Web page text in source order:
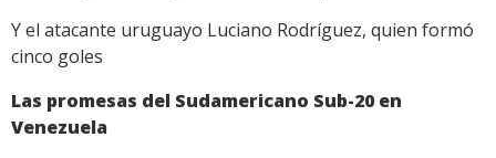
Y el atacante uruguayo Luciano Rodríguez, quien formó
cinco goles
Las promesas del Sudamericano Sub-20 en
Venezuela